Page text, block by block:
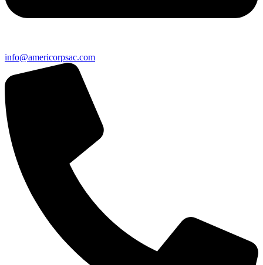
info@americorpsac.com